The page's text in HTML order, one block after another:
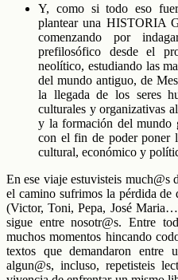
Y, como si todo eso
plantear una HISTORIA
comenzando por
prefilosófico desde el
neolítico, estudiando las
del mundo antiguo, de
la llegada de los seres
culturales y organizativas
y la formación del mundo
con el fin de poder poner
cultural, económico y
En ese viaje estuvisteis much@s
el camino sufrimos la pérdida de
(Victor, Toni, Pepa, José
sigue entre nosotr@s. Entre
muchos momentos hincando
textos que demandaron
algun@s, incluso, repetisteis